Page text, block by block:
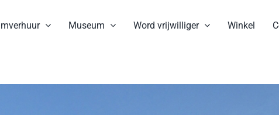
Museum Word vrijwilliger Winkel